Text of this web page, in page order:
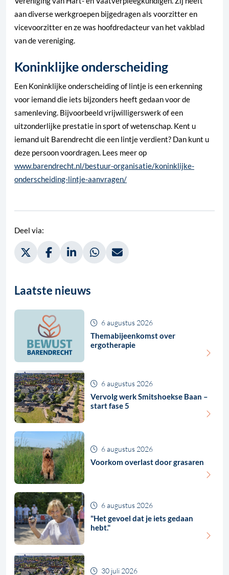
aan diverse werkgroepen bijgedragen als voorzitter en
vicevoorzitter en ze was hoofdredacteur van het vakblad
van de vereniging.
Koninklijke onderscheiding
Een Koninklijke onderscheiding of lintje is een erkenning
voor iemand die iets bijzonders heeft gedaan voor de
samenleving. Bijvoorbeeld vrijwilligerswerk of een
uitzonderlijke prestatie in sport of wetenschap. Kent u
iemand uit Barendrecht die een lintje verdient? Dan kunt u
deze persoon voordragen. Lees meer op
www.barendrecht.nl/bestuur-organisatie/koninklijke-
onderscheiding-lintje-aanvragen/
Deel via:
Deel via Twitter, opent in nieuw tabblad
Deel via Facebook, opent in nieuw tabblad
Deel via LinkedIn, opent in nieuw tabblad
Deel via WhatsApp, opent in nieuw
Deel via Mail, opent in nieuw
Laatste nieuws
Themabijeenkomst over
ergotherapie
6 augustus 2026
Vervolg werk Smitshoekse Baan –
start fase 5
6 augustus 2026
Voorkom overlast door grasaren
6 augustus 2026
"Het gevoel dat je iets gedaan
hebt."
6 augustus 2026
30 juli 2026